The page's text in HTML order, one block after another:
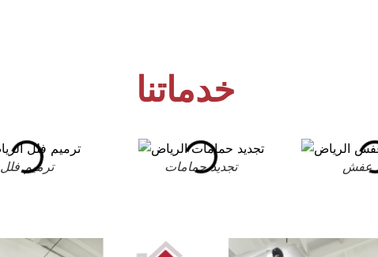
خدماتنا
ترميم فلل تجديد حمامات عفش